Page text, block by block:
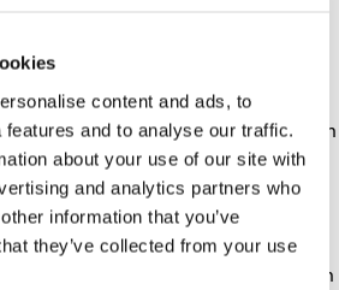
content and ads, to
and to analyse our traffic.
about your use of our site with
and analytics partners who
information that you’ve
they’ve collected from your use
und Programmschwerpunkte.
Programme und besonders
mit den neuen EU-
die bereits bestehenden
Projekt- und Forschungsarbeiten
sowie des 5.
und technologische
ZSI in einem neuen Marktsegment
indem bereits vorhandenes
wird. Von Nutzen wird das auch